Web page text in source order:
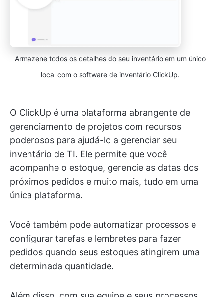
Armazene todos os detalhes do seu inventário em um único
local com o software de inventário ClickUp.
O ClickUp é uma plataforma abrangente de
gerenciamento de projetos com recursos
poderosos para ajudá-lo a gerenciar seu
inventário de TI. Ele permite que você
acompanhe o estoque, gerencie as datas dos
próximos pedidos e muito mais, tudo em uma
única plataforma.
Você também pode automatizar processos e
configurar tarefas e lembretes para fazer
pedidos quando seus estoques atingirem uma
determinada quantidade.